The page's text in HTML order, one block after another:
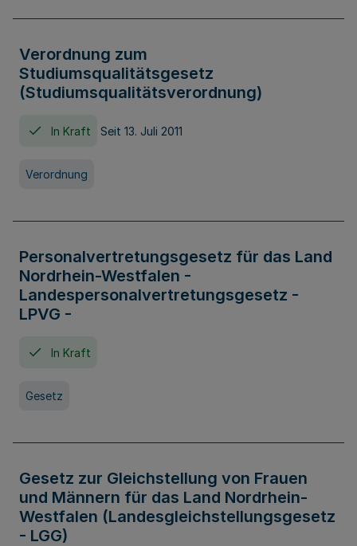
Verordnung zum
Studiumsqualitätsgesetz
(Studiumsqualitätsverordnung)
In Kraft Seit 13. Juli 2011
Verordnung
Personalvertretungsgesetz für das Land
Nordrhein-Westfalen -
Landespersonalvertretungsgesetz -
LPVG -
In Kraft
Gesetz
Gesetz zur Gleichstellung von Frauen
und Männern für das Land Nordrhein-
Westfalen (Landesgleichstellungsgesetz
- LGG)